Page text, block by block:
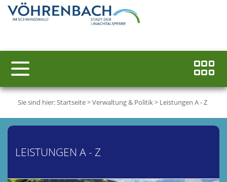
Sie sind hier:Startseite>Verwaltung & Politik> Leistungen A - Z
LEISTUNGEN A - Z